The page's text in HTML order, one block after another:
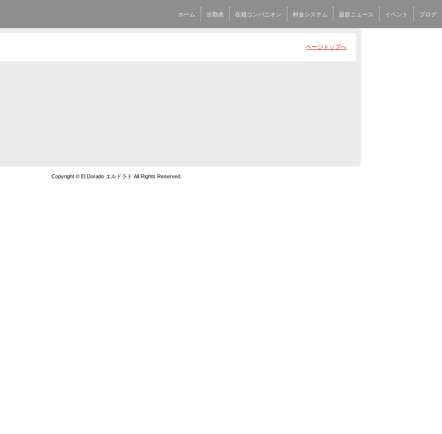
ホーム 出勤表 在籍コンパニオン 料金システム 最新ニュース イベント ブログ
ページトップへ
Copyright © El Dorado エルドラド All Rights Reserved.